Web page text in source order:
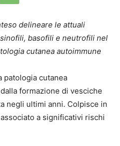
delineare le attuali
basofili e neutrofili nel
cutanea autoimmune
patologia cutanea
formazione di vesciche
negli ultimi anni. Colpisce in
a significativi rischi